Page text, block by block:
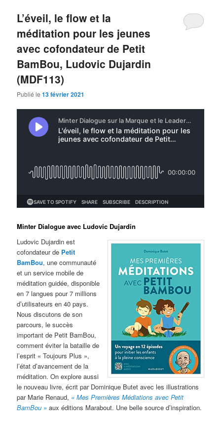
L’éveil, le flow et la
méditation pour les jeunes
avec cofondateur de Petit
BamBou, Ludovic Dujardin
(MDF113)
Publié le13 février 2021
Minter Dialogue avec Ludovic Dujardin
Ludovic Dujardin est
cofondateur de Petit
BamBou, une communauté
et un service mobile de
méditation guidée, disponible
en 7 langues pour 7 millions
d’utilisateurs en 40 pays.
Nous discutons de son
parcours, le succès
important de Petit BamBou,
comment éviter la bataille de
l’esprit « Toujours Plus »,
l’état d’avancement de la
méditation. On explore aussi
le nouveau livre, écrit par Dominique Butet avec les illustrations
par Marie Renaud, « Mes Premières Médiations avec Petit
BamBou » aux éditions Marabout. Une belle source d’inspiration.